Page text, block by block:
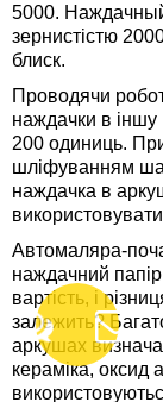
5000.
зернистістю
блиск.
Проводячи
наждачки в іншу
200 одиниць.
шліфуванням
наждачка в
Автомаляра-
наждачний
вартість, і
залежить?
аркушах
кераміка, оксид